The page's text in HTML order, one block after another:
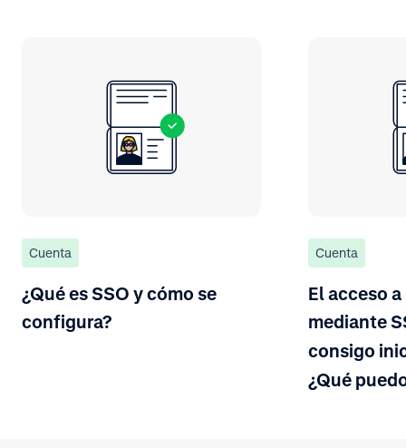
Cuenta
¿Qué es SSO y cómo se
configura?
Cuenta
El acceso
mediante
consigo
¿Qué